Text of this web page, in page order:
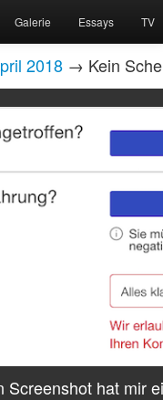
Galerie Essays TV
2018 → Kein
Screenshot hat mir